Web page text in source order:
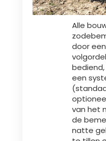
Alle
door een
een
van het
de
natte